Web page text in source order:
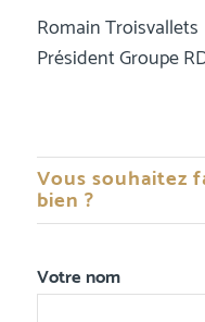
Romain Troisvallets
Président Groupe
Vous souhaitez
bien ?
Votre nom